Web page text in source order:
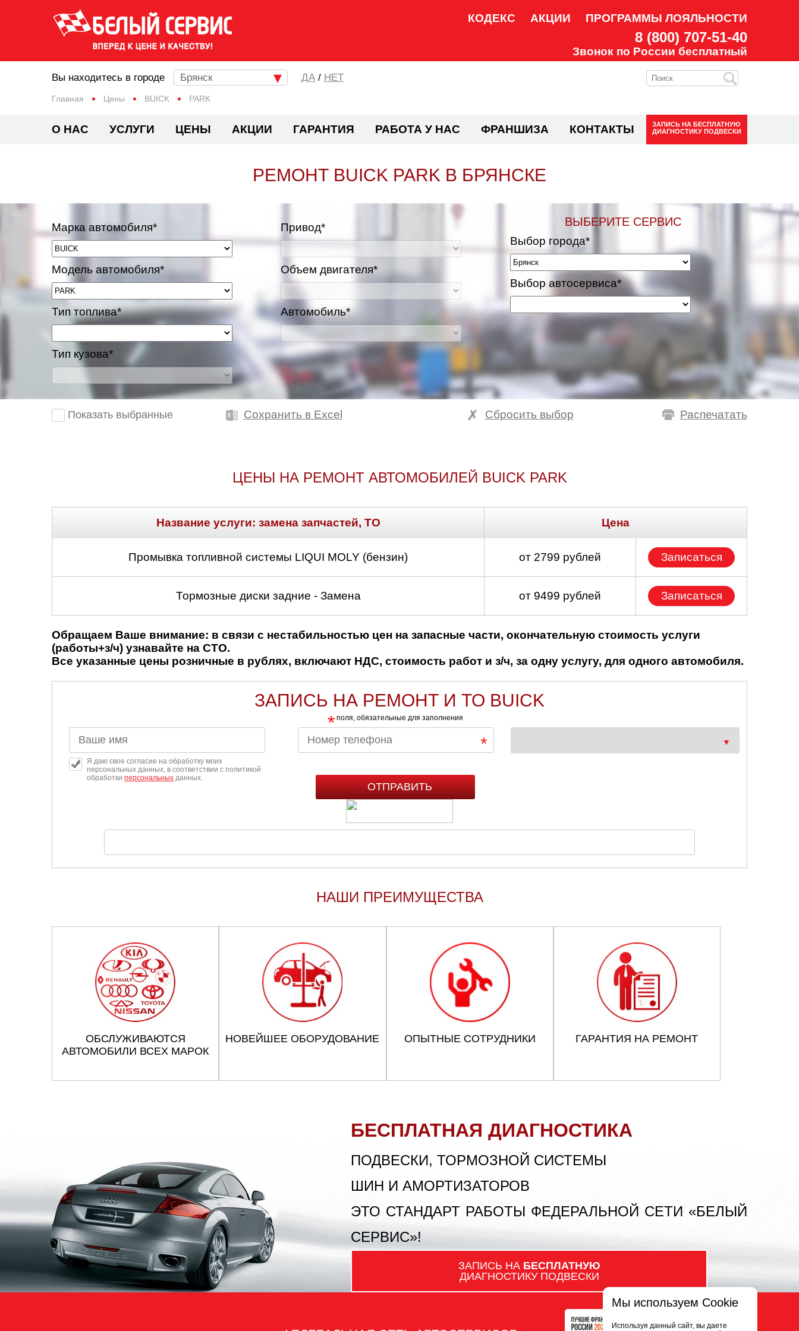
КОДЕКС АКЦИИ ПРОГРАММЫ ЛОЯЛЬНОСТИ
8 (800) 707-51-40
Звонок по России бесплатный
Главная Цены BUICK PARK
Вы находитесь в городе Брянск / НЕТ
О НАС УСЛУГИ ЦЕНЫ АКЦИИ ГАРАНТИЯ РАБОТА У НАС ФРАНШИЗА КОНТАКТЫ ЗАПИСЬ НА БЕСПЛАТНУЮ
ДИАГНОСТИКУ ПОДВЕСКИ
РЕМОНТ BUICK PARK В БРЯНСКЕ
Марка автомобиля*
Модель автомобиля*
Тип топлива*
Тип кузова*
Привод*
Объем двигателя*
Автомобиль*
ВЫБЕРИТЕ СЕРВИС
Выбор города*
Выбор автосервиса*
Показать выбранные Сохранить в Excel Распечатать
Сбросить выбор
ЦЕНЫ НА РЕМОНТ АВТОМОБИЛЕЙ BUICK PARK
Название услуги: замена запчастей, ТО Цена
Промывка топливной системы LIQUI MOLY (бензин) от 2799 рублей Записаться
Тормозные диски задние - Замена от 9499 рублей Записаться
Обращаем Ваше внимание: в связи с нестабильностью цен на запасные части, окончательную стоимость услуги
(работы+з/ч) узнавайте на СТО.
Все указанные цены розничные в рублях, включают НДС, стоимость работ и з/ч, за одну услугу, для одного автомобиля.
ЗАПИСЬ НА РЕМОНТ И ТО BUICK
* поля, обязательные для заполнения
Я даю свое согласие на обработку моих
персональных данных, в соответствии с политикой
обработки персональных данных.
НАШИ ПРЕИМУЩЕСТВА
ОБСЛУЖИВАЮТСЯ
АВТОМОБИЛИ ВСЕХ МАРОК
НОВЕЙШЕЕ ОБОРУДОВАНИЕ ОПЫТНЫЕ СОТРУДНИКИ ГАРАНТИЯ НА РЕМОНТ
БЕСПЛАТНАЯ ДИАГНОСТИКА
ПОДВЕСКИ, ТОРМОЗНОЙ СИСТЕМЫ
ШИН И АМОРТИЗАТОРОВ
ЭТО СТАНДАРТ РАБОТЫ ФЕДЕРАЛЬНОЙ СЕТИ «БЕЛЫЙ
СЕРВИС»!
ЗАПИСЬ НА БЕСПЛАТНУЮ
ДИАГНОСТИКУ ПОДВЕСКИ
Мы используем Cookie
Используя данный сайт, вы даете